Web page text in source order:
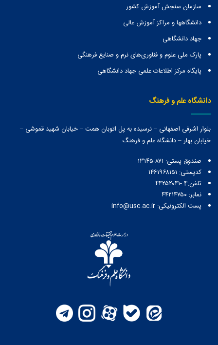
سازمان سنجش آموزش کشور
دانشگاهها و مراكز آموزش عالی
جهاد دانشگاهی
پارک ملی علوم و فناوری‌های نرم و صنایع فرهنگی
پایگاه مرکز اطلاعات علمی جهاد دانشگاهی
دانشگاه علم و فرهنگ
بلوار اشرفی اصفهانی – نرسیده به پل اتوبان همت – خیابان شهید قموشی –
خیابان بهار – دانشگاه علم و فرهنگ
صندوق پستی:‌ ۸۷۱-۱۳۱۴۵
کدپستی: ۱۴۶۱۹۶۸۱۵۱
تلفن:4 -۴۴۲۵۲۰۴۱
نمابر: ۴۴۲۱۴۷۵۰
پست الکترونیکی: info@usc.ac.ir